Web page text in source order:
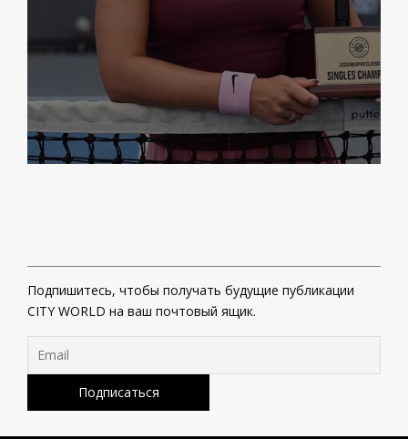
Подпишитесь, чтобы получать будущие публикации
CITY WORLD на ваш почтовый ящик.